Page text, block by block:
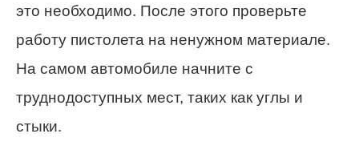
это необходимо. После этого проверьте
работу пистолета на ненужном материале.
На самом автомобиле начните с
труднодоступных мест, таких как углы и
стыки.